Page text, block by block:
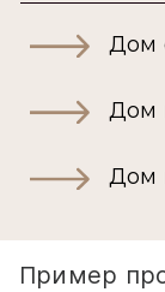
Дом
Дом
Дом
Пример